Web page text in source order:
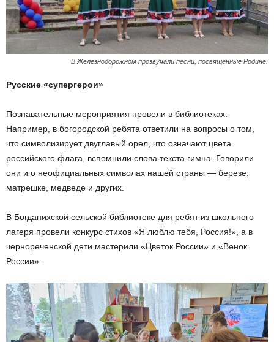
В Железнодорожном прозвучали песни, посвященные Родине.
Русские «супергерои»
Познавательные мероприятия провели в библиотеках.
Например, в богородской ребята ответили на вопросы о том,
что символизирует двуглавый орел, что означают цвета
российского флага, вспомнили слова текста гимна. Говорили
они и о неофициальных символах нашей страны — березе,
матрешке, медведе и других.
В Богданихской сельской библиотеке для ребят из школьного
лагеря провели конкурс стихов «Я люблю тебя, Россия!», а в
чернореченской дети мастерили «Цветок России» и «Венок
России».